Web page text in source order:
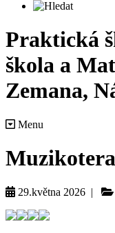
Praktická
škola a
Zemana,
Menu
29.května 2026 |